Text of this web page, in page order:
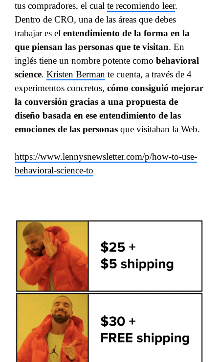
tus compradores, el cual te recomiendo leer.
Dentro de CRO, una de las áreas que debes
trabajar es el entendimiento de la forma en la
que piensan las personas que te visitan. En
inglés tiene un nombre potente como behavioral
science. Kristen Berman te cuenta, a través de 4
experimentos concretos, cómo consiguió mejorar
la conversión gracias a una propuesta de
diseño basada en ese entendimiento de las
emociones de las personas que visitaban la Web.
https://www.lennysnewsletter.com/p/how-to-use-
behavioral-science-to